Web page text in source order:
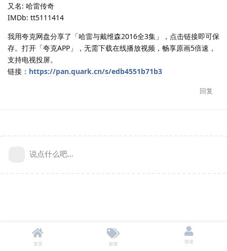
又名: 哈雷传奇
IMDb: tt5111414
我用夸克网盘分享了「哈雷与戴维森2016全3集」，点击链接即可保
存。打开「夸克APP」，无需下载在线播放视频，畅享原画5倍速，
支持电视投屏。
链接： https://pan.quark.cn/s/edb4551b71b3
回复
说点什么吧...
首页 标签 登录